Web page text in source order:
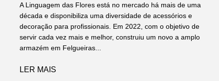
A Linguagem das Flores está no mercado há mais de uma
década e disponibiliza uma diversidade de acessórios e
decoração para profissionais. Em 2022, com o objetivo de
servir cada vez mais e melhor, construiu um novo a amplo
armazém em Felgueiras...
LER MAIS